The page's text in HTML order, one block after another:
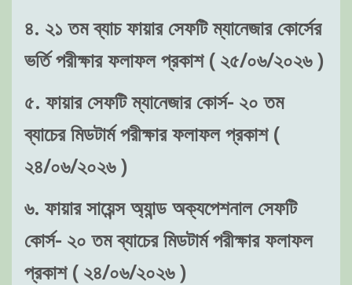
৪. ২১ তম ব্যাচ ফায়ার সেফটি ম্যানেজার কোর্সের
ভর্তি পরীক্ষার ফলাফল প্রকাশ ( ২৫/০৬/২০২৬ )
৫. ফায়ার সেফটি ম্যানেজার কোর্স- ২০ তম
ব্যাচের মিডটার্ম পরীক্ষার ফলাফল প্রকাশ (
২৪/০৬/২০২৬ )
৬. ফায়ার সায়েন্স অ্যান্ড অক্যপেশনাল সেফটি
কোর্স- ২০ তম ব্যাচের মিডটার্ম পরীক্ষার ফলাফল
প্রকাশ ( ২৪/০৬/২০২৬ )